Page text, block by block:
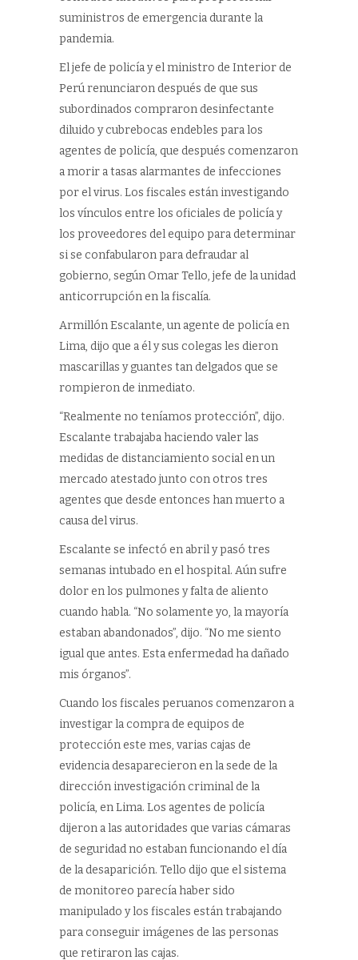
suministros de emergencia durante la
pandemia.
El jefe de policía y el ministro de Interior de
Perú renunciaron después de que sus
subordinados compraron desinfectante
diluido y cubrebocas endebles para los
agentes de policía, que después comenzaron
a morir a tasas alarmantes de infecciones
por el virus. Los fiscales están investigando
los vínculos entre los oficiales de policía y
los proveedores del equipo para determinar
si se confabularon para defraudar al
gobierno, según Omar Tello, jefe de la unidad
anticorrupción en la fiscalía.
Armillón Escalante, un agente de policía en
Lima, dijo que a él y sus colegas les dieron
mascarillas y guantes tan delgados que se
rompieron de inmediato.
“Realmente no teníamos protección”, dijo.
Escalante trabajaba haciendo valer las
medidas de distanciamiento social en un
mercado atestado junto con otros tres
agentes que desde entonces han muerto a
causa del virus.
Escalante se infectó en abril y pasó tres
semanas intubado en el hospital. Aún sufre
dolor en los pulmones y falta de aliento
cuando habla. “No solamente yo, la mayoría
estaban abandonados”, dijo. “No me siento
igual que antes. Esta enfermedad ha dañado
mis órganos”.
Cuando los fiscales peruanos comenzaron a
investigar la compra de equipos de
protección este mes, varias cajas de
evidencia desaparecieron en la sede de la
dirección investigación criminal de la
policía, en Lima. Los agentes de policía
dijeron a las autoridades que varias cámaras
de seguridad no estaban funcionando el día
de la desaparición. Tello dijo que el sistema
de monitoreo parecía haber sido
manipulado y los fiscales están trabajando
para conseguir imágenes de las personas
que retiraron las cajas.